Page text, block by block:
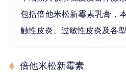
包括倍他米松新霉素乳膏，
触性皮炎、过敏性皮炎及各
倍他米松新霉素